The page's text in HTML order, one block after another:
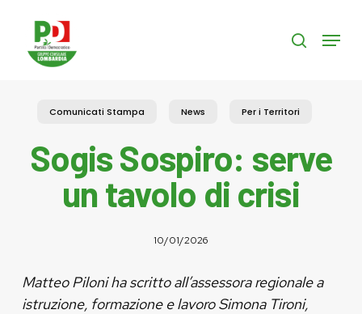
content
search
Menu
Comunicati Stampa News Per i Territori
Sogis Sospiro: serve
un tavolo di crisi
10/01/2026
Matteo Piloni ha scritto all’assessora regionale a
istruzione, formazione e lavoro Simona Tironi,